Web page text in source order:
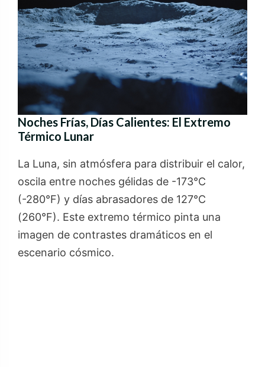
Noches Frías, Días Calientes: El Extremo
Térmico Lunar
La Luna, sin atmósfera para distribuir el calor,
oscila entre noches gélidas de -173°C
(-280°F) y días abrasadores de 127°C
(260°F). Este extremo térmico pinta una
imagen de contrastes dramáticos en el
escenario cósmico.